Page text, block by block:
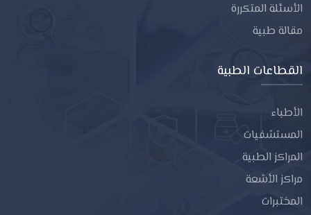
الأسئلة المتكررة
مقالة طبية
القطاعات الطبية
الأطباء
المستشفيات
المراكز الطبية
مراكز الأشعة
المختبرات